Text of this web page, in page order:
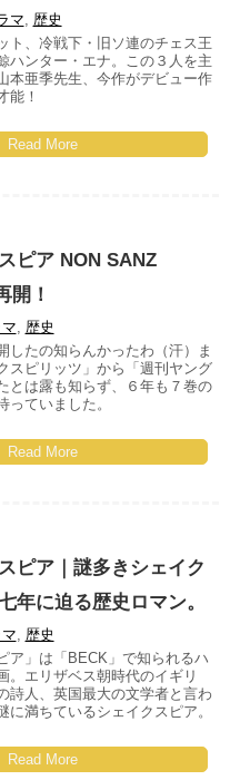
マ, 歴史
ト、冷戦下・旧ソ連のチェス王
ハンター・エナ。この３人を主
本亜季先生、今作がデビュー作
能！
Read More
ピア NON SANZ
開！
マ, 歴史
したの知らんかったわ（汗）ま
スピリッツ」から「週刊ヤング
とは露も知らず、６年も７巻の
っていました。
Read More
ピア｜謎多きシェイク
年に迫る歴史ロマン。
マ, 歴史
ア」は「BECK」で知られるハ
。エリザベス朝時代のイギリ
詩人、英国最大の文学者と言わ
に満ちているシェイクスピア。
Read More